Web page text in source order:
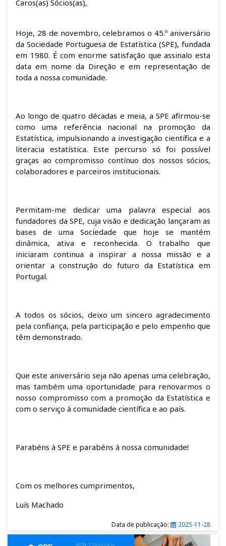
Caros(as) Sócios(as),
Hoje, 28 de novembro, celebramos o 45.º aniversário
da Sociedade Portuguesa de Estatística (SPE), fundada
em 1980. É com enorme satisfação que assinalo esta
data em nome da Direção e em representação de
toda a nossa comunidade.
Ao longo de quatro décadas e meia, a SPE afirmou-se
como uma referência nacional na promoção da
Estatística, impulsionando a investigação científica e a
literacia estatística. Este percurso só foi possível
graças ao compromisso contínuo dos nossos sócios,
colaboradores e parceiros institucionais.
Permitam-me dedicar uma palavra especial aos
fundadores da SPE, cuja visão e dedicação lançaram as
bases de uma Sociedade que hoje se mantém
dinâmica, ativa e reconhecida. O trabalho que
iniciaram continua a inspirar a nossa missão e a
orientar a construção do futuro da Estatística em
Portugal.
A todos os sócios, deixo um sincero agradecimento
pela confiança, pela participação e pelo empenho que
têm demonstrado.
Que este aniversário seja não apenas uma celebração,
mas também uma oportunidade para renovarmos o
nosso compromisso com a promoção da Estatística e
com o serviço à comunidade científica e ao país.
Parabéns à SPE e parabéns à nossa comunidade!
Com os melhores cumprimentos,
Luís Machado
Data de publicação: 2025-11-28